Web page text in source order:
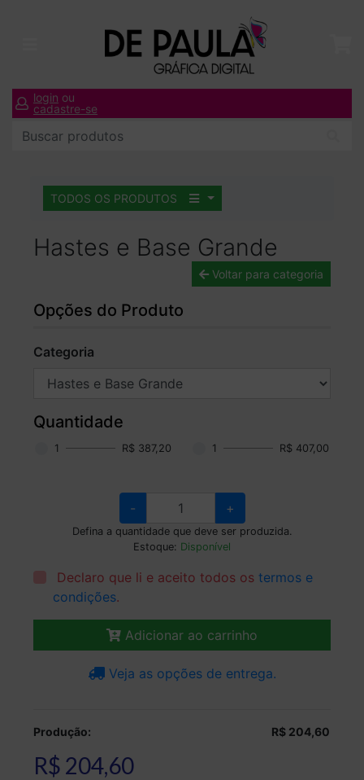
login ou
cadastre-se
TODOS OS PRODUTOS
Hastes e Base Grande
Voltar para categoria
Opções do Produto
Categoria
Quantidade
1 R$ 387,20 1 R$ 407,00
- +
Defina a quantidade que deve ser produzida.
Estoque: Disponível
Declaro que li e aceito todos ostermos e
condições.
Adicionar ao carrinho
Veja as opções de entrega.
Produção: R$ 204,60
R$ 204,60